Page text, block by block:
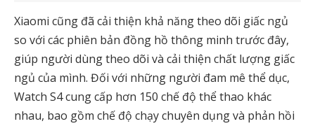
Xiaomi cũng đã cải thiện khả năng theo dõi giấc ngủ
so với các phiên bản đồng hồ thông minh trước đây,
giúp người dùng theo dõi và cải thiện chất lượng giấc
ngủ của mình. Đối với những người đam mê thể dục,
Watch S4 cung cấp hơn 150 chế độ thể thao khác
nhau, bao gồm chế độ chạy chuyên dụng và phản hồi